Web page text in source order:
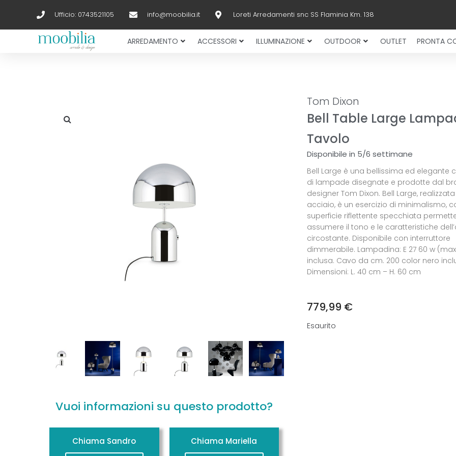
Ufficio: 0743521105 info@moobilia.it Loreti Arredamenti snc SS Flaminia Km. 138
ARREDAMENTO ACCESSORI ILLUMINAZIONE OUTDOOR OUTLET PRONTA
Vuoi informazioni su questo prodotto?
Chiama Sandro Chiama Mariella
Tom Dixon
Bell Table Large
Tavolo
Disponibile in 5/6 settimane
Bell Large è una bellissima ed elegante
di lampade disegnate e prodotte dal
designer Tom Dixon. Bell Large,
acciaio, è un esercizio di minimalismo,
superficie riflettente specchiata
assumere il tono e le caratteristiche
circostante. Disponibile con interruttore
dimmerabile. Lampadina: E 27 60 w
inclusa. Cavo da cm. 200 color nero
Dimensioni: L. 40 cm – H. 60 cm
779,99 €
Esaurito